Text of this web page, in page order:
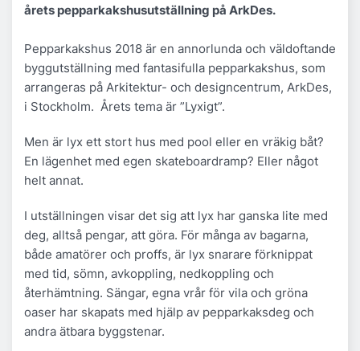
årets pepparkakshusutställning på ArkDes.
Pepparkakshus 2018 är en annorlunda och väldoftande
byggutställning med fantasifulla pepparkakshus, som
arrangeras på Arkitektur- och designcentrum, ArkDes,
i Stockholm. Årets tema är ”Lyxigt”.
Men är lyx ett stort hus med pool eller en vräkig båt?
En lägenhet med egen skateboardramp? Eller något
helt annat.
I utställningen visar det sig att lyx har ganska lite med
deg, alltså pengar, att göra. För många av bagarna,
både amatörer och proffs, är lyx snarare förknippat
med tid, sömn, avkoppling, nedkoppling och
återhämtning. Sängar, egna vrår för vila och gröna
oaser har skapats med hjälp av pepparkaksdeg och
andra ätbara byggstenar.